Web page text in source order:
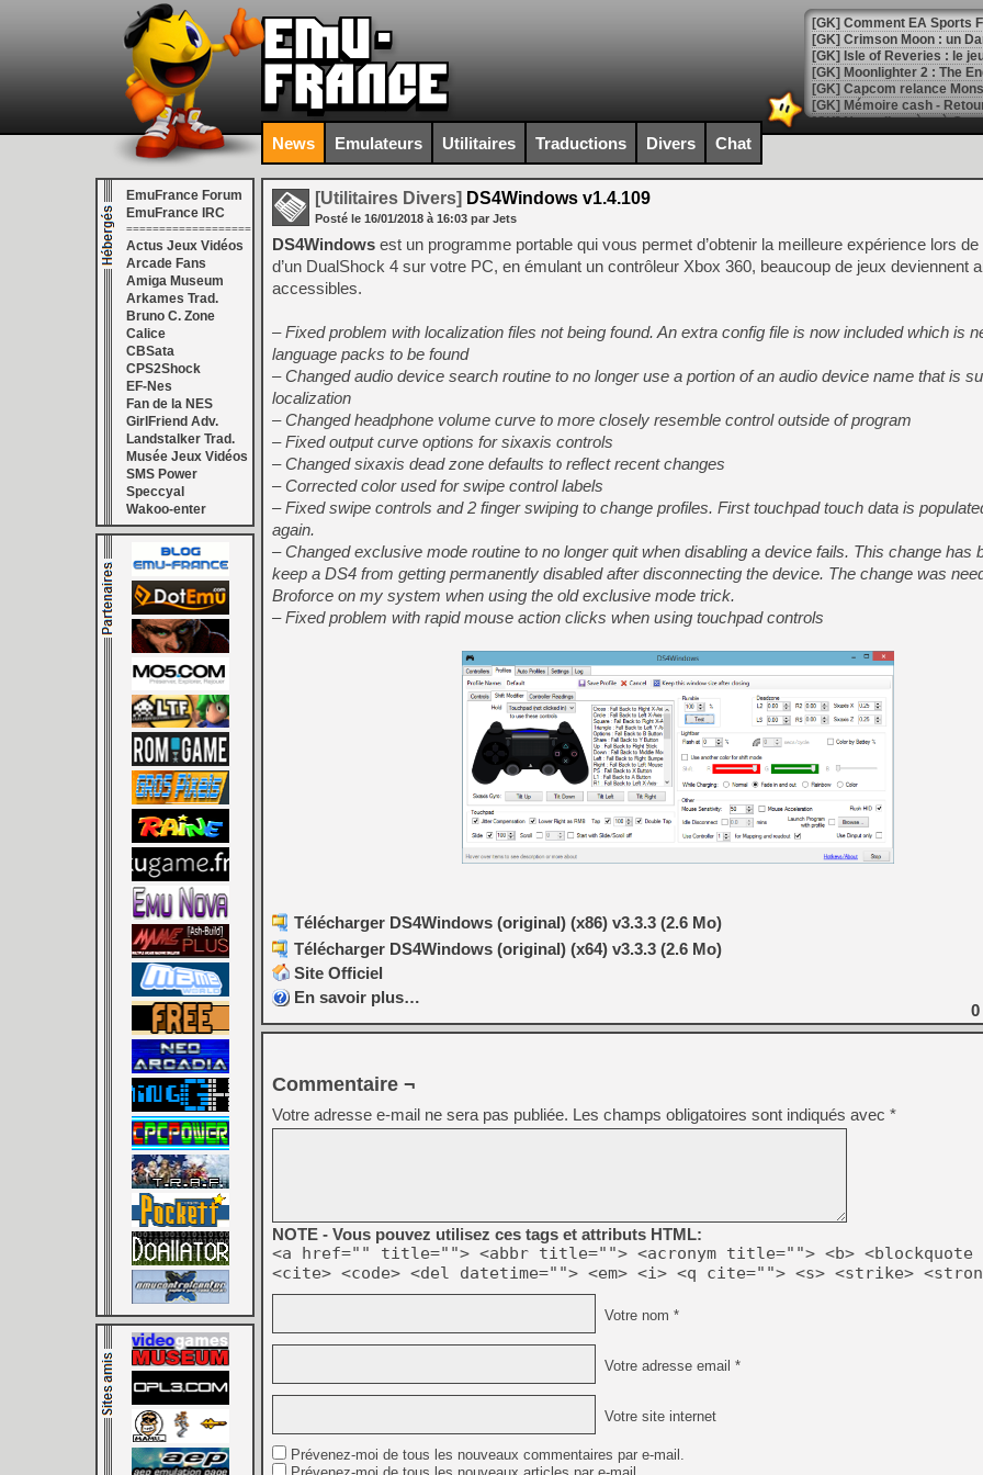
[GK] Comment EA Sports
[GK] Crimson Moon : un
[GK] Isle of Reveries : le
[GK] Moonlighter 2 : The
[GK] Capcom relance
[Mo5] Deux inédits du
[GK] Le beat'em up The
[GK] Endless Legend 2 :
[LS] [PS5] Le WebKit
[GK] Oubliez Crazy Taxi,
[LS] [Switch] NSZ 5.0.0
[GK] No More Room in
[GK] Un chatbot Atelier
[GK] Mémoire cash -
[GK] Nvidia : le prix des
[GK] Suikoden Star Leap :
[Mo5] La mini borne
[GK] Atari renoue avec les
[GK] Le studio de FIFA
[GK] La PlayStation 1 en
[GK] Dawn of War 4 : les
[GK] CloverPit : l'héritier
[GK] Stellar Blade : Blood
[GK] Palworld Online est
[GK] Wuchang 2 : le
[GK] Test : Big Walk est
[GK] Starsand Island : la
[GK] Dan Houser (GTA)
News Emulateurs Utilitaires Traductions Divers Chat
EmuFrance Forum
EmuFrance IRC
===================
Actus Jeux Vidéos
Arcade Fans
Amiga Museum
Arkames Trad.
Bruno C. Zone
Calice
CBSata
CPS2Shock
EF-Nes
Fan de la NES
GirlFriend Adv.
Landstalker Trad.
Musée Jeux Vidéos
SMS Power
Speccyal
Wakoo-enter
[Utilitaires Divers] DS4Windows v1.4.109
Posté le 16/01/2018 à 16:03 par Jets
DS4Windows est un programme portable qui vous permet d’obtenir la meilleure expérience lors de
d’un DualShock 4 sur votre PC, en émulant un contrôleur Xbox 360, beaucoup de jeux deviennent
accessibles.
– Fixed problem with localization files not being found. An extra config file is now included which is
language packs to be found
– Changed audio device search routine to no longer use a portion of an audio device name that is
localization
– Changed headphone volume curve to more closely resemble control outside of program
– Fixed output curve options for sixaxis controls
– Changed sixaxis dead zone defaults to reflect recent changes
– Corrected color used for swipe control labels
– Fixed swipe controls and 2 finger swiping to change profiles. First touchpad touch data is
again.
– Changed exclusive mode routine to no longer quit when disabling a device fails. This change has
keep a DS4 from getting permanently disabled after disconnecting the device. The change was
Broforce on my system when using the old exclusive mode trick.
– Fixed problem with rapid mouse action clicks when using touchpad controls
Télécharger DS4Windows (original) (x86) v3.3.3 (2.6 Mo)
Télécharger DS4Windows (original) (x64) v3.3.3 (2.6 Mo)
Site Officiel
En savoir plus…
0
Commentaire ¬
Votre adresse e-mail ne sera pas publiée. Les champs obligatoires sont indiqués avec *
NOTE - Vous pouvez utilisez ces tags et attributs HTML:
<a href="" title=""> <abbr title=""> <acronym title=""> <b> <blockquote
<cite> <code> <del datetime=""> <em> <i> <q cite=""> <s> <strike>
Votre nom *
Votre adresse email *
Votre site internet
Prévenez-moi de tous les nouveaux commentaires par e-mail.